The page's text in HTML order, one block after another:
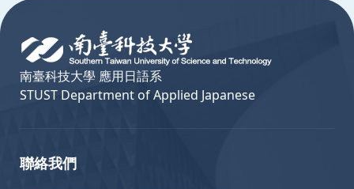
南臺科技大學 應用日語系
STUST Department of Applied Japanese
聯絡我們